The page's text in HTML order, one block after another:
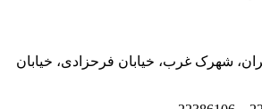
شهرک غرب، خیابان فرحزادی، خیابان